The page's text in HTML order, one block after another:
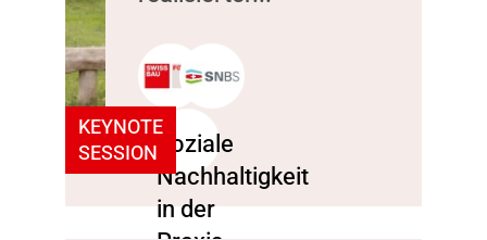
KEYNOTE
SESSION